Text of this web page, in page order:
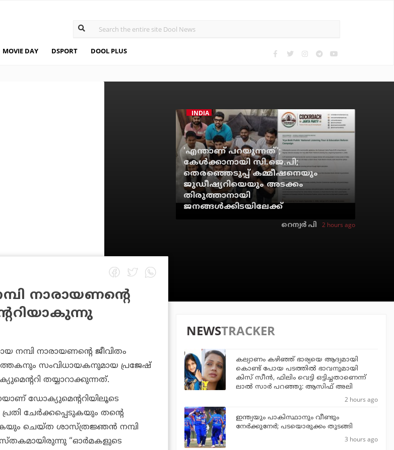
MOVIE DAY DSPORT DOOL PLUS
INDIA
'എന്താണ് പറയുന്നത്';
കേള്‍ക്കാനായി സി.ജെ.പി;
തെരഞ്ഞെടുപ്പ് കമ്മീഷനെയും
ജുഡീഷ്യറിയെയും അടക്കം
തിരുത്താനായി
ജനങ്ങള്‍ക്കിടയിലേക്ക്
റെന്വര്‍ പി 2 hours ago
നാരായണന്റെ
നമ്പി നാരായണന്റെ ജീവിതം
സംവിധായകനുമായ പ്രജേഷ്
തയ്യാറാക്കുന്നത്.
ഡോക്യുമെന്ററിയിലൂടെ
ചേര്‍ക്കപ്പെടുകയും തന്റെ
ചെയ്ത ശാസ്ത്രജ്ഞന്‍ നമ്പി
“ഓര്‍മകളുടെ
NEWSTRACKER
കല്യാണം കഴിഞ്ഞ് ഭാര്യയെ ആദ്യമായി
കൊണ്ട് പോയ പടത്തില്‍ ഭാവനുമായി
കിസ് സീന്‍, ഫിലിം വെട്ടി ഒട്ടിച്ചതാണെന്ന്
ലാല്‍ സാര്‍ പറഞ്ഞു: ആസിഫ് അലി
2 hours ago
ഇന്ത്യയും പാകിസ്ഥാനും വീണ്ടും
നേര്‍ക്കുനേര്‍; പടയൊരുക്കം തുടങ്ങി
3 hours ago